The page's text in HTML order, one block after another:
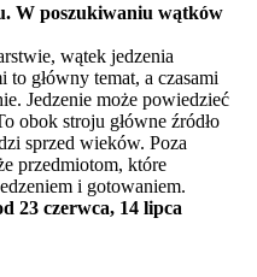
W poszukiwaniu wątków
wątek jedzenia
to główny temat, a czasami
Jedzenie może powiedzieć
obok stroju główne źródło
sprzed wieków. Poza
przedmiotom, które
i gotowaniem.
23 czerwca, 14 lipca